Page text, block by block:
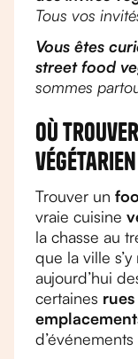
Tous vos
Vous êtes
street food
sommes
Où
végétarien
Trouver un
vraie cuisine
la chasse au
que la ville
aujourd’hui
certaines rues